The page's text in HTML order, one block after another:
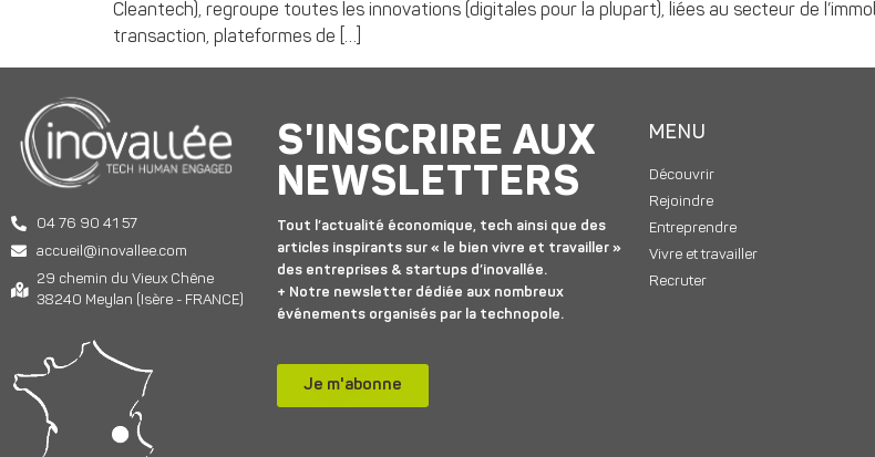
Cleantech), regroupe toutes les innovations (digitales pour la plupart), liées au secteur de
transaction, plateformes de […]
04 76 90 41 57
accueil@inovallee.com
29 chemin du Vieux Chêne
38240 Meylan (Isère - FRANCE)
S'INSCRIRE AUX
NEWSLETTERS
Tout l’actualité économique, tech ainsi que des
articles inspirants sur « le bien vivre et travailler »
des entreprises & startups d’inovallée.
+ Notre newsletter dédiée aux nombreux
événements organisés par la technopole.
Je m'abonne
MENU
Découvrir
Rejoindre
Entreprendre
Vivre et travailler
Recruter